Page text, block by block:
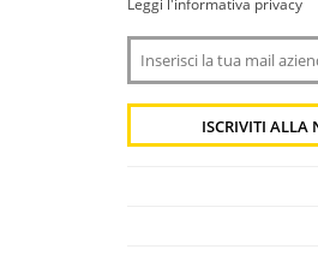
Leggi l'informativa privacy